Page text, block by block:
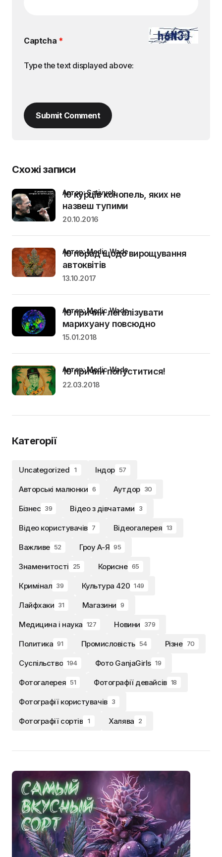
Captcha *
Type the text displayed above:
Submit Comment
Схожі записи
10 курців конопель, яких не
назвеш тупими
Автор: Sativych
20.10.2016
10 порад щодо вирощування
автоквітів
Автор: Medic Wade
13.10.2017
10 причин легалізувати
марихуану повсюдно
Автор: Medic Wade
15.01.2018
10 причин попуститися!
Автор: Medic Wade
22.03.2018
Категорії
Uncategorized 1 Індор 57
Авторські малюнки 6 Аутдор 30
Бізнес 39 Відео з дівчатами 3
Відео користувачів 7 Відеогалерея 13
Важливе 52 Гроу А-Я 95
Знаменитості 25 Корисне 65
Кримінал 39 Культура 420 149
Лайфхаки 31 Магазини 9
Медицина і наука 127 Новини 379
Политика 91 Промисловість 54 Різне 70
Суспільство 194 Фото GanjaGirls 19
Фотогалерея 51 Фотографії девайсів 18
Фотографії користувачів 3
Фотографії сортів 1 Халява 2